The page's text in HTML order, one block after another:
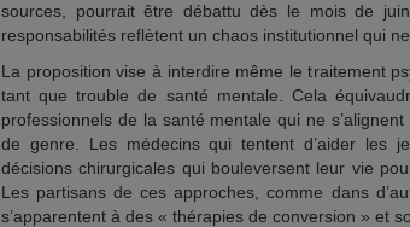
sources, pourrait être débattu dès le mois de
responsabilités reflètent un chaos institutionnel qui
La proposition vise à interdire même le traitement
tant que trouble de santé mentale. Cela
professionnels de la santé mentale qui ne
de genre. Les médecins qui tentent d’aider les
décisions chirurgicales qui bouleversent leur vie
Les partisans de ces approches, comme dans
s’apparentent à des « thérapies de conversion » et